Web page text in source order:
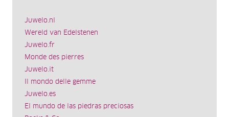
Juwelo.nl
Wereld van Edelstenen
Juwelo.fr
Monde des pierres
Juwelo.it
Il mondo delle gemme
Juwelo.es
El mundo de las piedras preciosas